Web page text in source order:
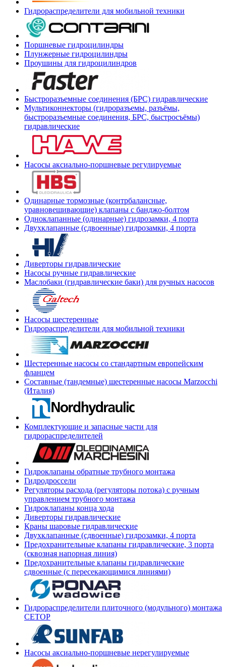
Гидрораспределители для мобильной техники
Поршневые гидроцилиндры
Плунжерные гидроцилиндры
Проушины для гидроцилиндров
Быстроразъемные соединения (БРС) гидравлические
Мультиконнекторы (гидроразъемы, разъёмы,
быстроразъемные соединения, БРС, быстросъёмы)
гидравлические
Насосы аксиально-поршневые регулируемые
Одинарные тормозные (контрбалансные,
уравновешивающие) клапаны с банджо-болтом
Одноклапанные (одинарные) гидрозамки, 4 порта
Двухклапанные (сдвоенные) гидрозамки, 4 порта
Диверторы гидравлические
Насосы ручные гидравлические
Маслобаки (гидравлические баки) для ручных насосов
Насосы шестеренные
Гидрораспределители для мобильной техники
Шестеренные насосы со стандартным европейским
фланцем
Составные (тандемные) шестеренные насосы Marzocchi
(Италия)
Комплектующие и запасные части для
гидрораспределителей
Гидроклапаны обратные трубного монтажа
Гидродроссели
Регуляторы расхода (регуляторы потока) с ручным
управлением трубного монтажа
Гидроклапаны конца хода
Диверторы гидравлические
Краны шаровые гидравлические
Двухклапанные (сдвоенные) гидрозамки, 4 порта
Предохранительные клапаны гидравлические, 3 порта
(сквозная напорная линия)
Предохранительные клапаны гидравлические
сдвоенные (с пересекающимися линиями)
Гидрораспределители плиточного (модульного) монтажа
СЕТОР
Насосы аксиально-поршневые нерегулируемые